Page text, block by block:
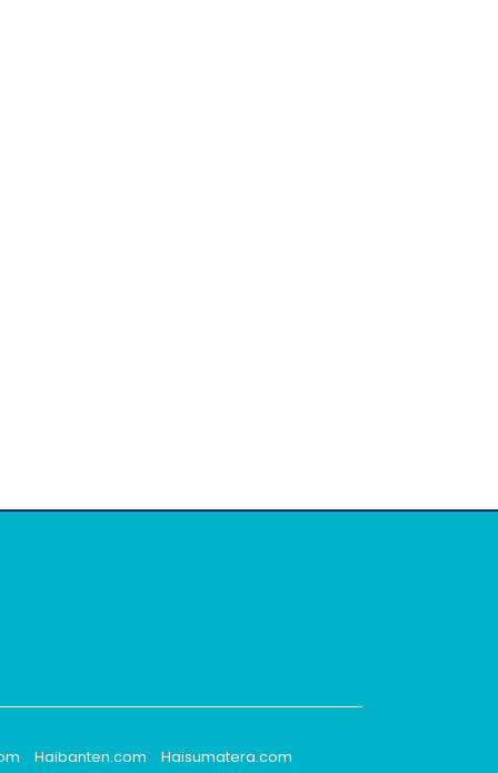
Haibanten.com Haisumatera.com